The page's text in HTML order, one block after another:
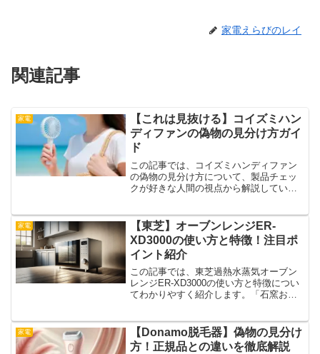
家電えらびのレイ
関連記事
家電
【これは見抜ける】コイズミハン
ディファンの偽物の見分け方ガイ
ド
この記事では、コイズミハンディファン
の偽物の見分け方について、製品チェッ
クが好きな人間の視点から解説していき
っています。そんな中で「これは本物か
な？」と疑問を持った時に...
家電
【東芝】オーブンレンジER-
XD3000の使い方と特徴！注目ポ
イント紹介
この記事では、東芝過熱水蒸気オーブン
レンジER-XD3000の使い方と特徴につい
てわかりやすく紹介します。「石窯おま
っと自由に楽しみたい人にぴったりの一
台です。使い勝...
家電
【Donamo脱毛器】偽物の見分け
方！正規品との違いを徹底解説